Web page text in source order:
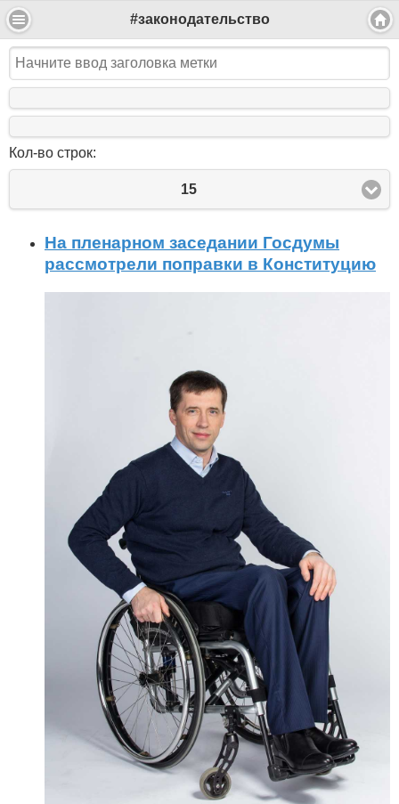
#законодательство
Кол-во строк:
15
На пленарном заседании Госдумы
рассмотрели поправки в Конституцию